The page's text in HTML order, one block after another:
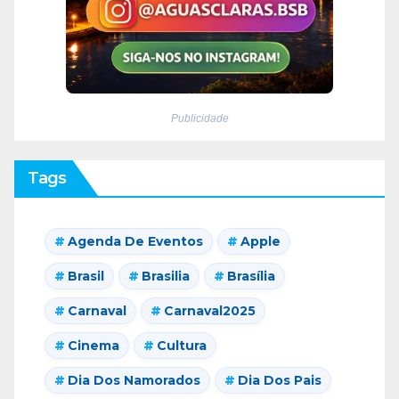
Publicidade
Tags
Agenda De Eventos Apple
Brasil Brasilia Brasília
Carnaval Carnaval2025
Cinema Cultura
Dia Dos Namorados Dia Dos Pais